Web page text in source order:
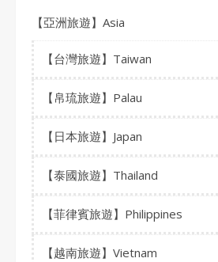
【亞洲旅遊】Asia
【台灣旅遊】Taiwan
【帛琉旅遊】Palau
【日本旅遊】Japan
【泰國旅遊】Thailand
【菲律賓旅遊】Philippines
【越南旅遊】Vietnam